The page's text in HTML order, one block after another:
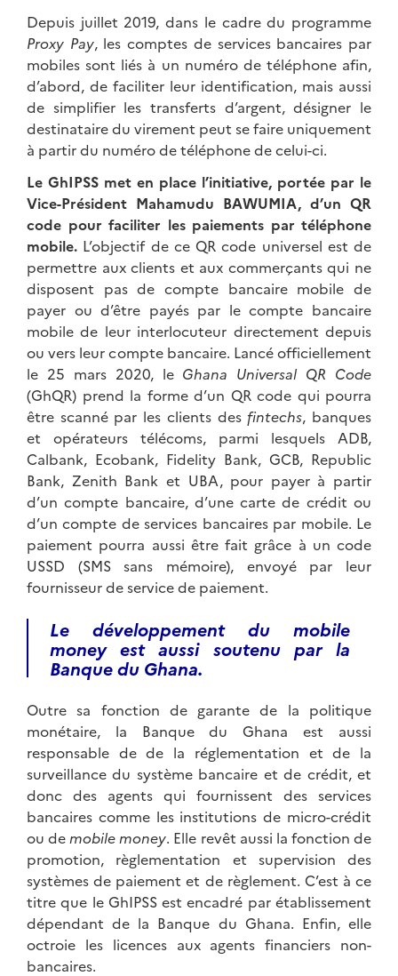
Depuis juillet 2019, dans le cadre du programme
Proxy Pay, les comptes de services bancaires par
mobiles sont liés à un numéro de téléphone afin,
d’abord, de faciliter leur identification, mais aussi
de simplifier les transferts d’argent, désigner le
destinataire du virement peut se faire uniquement
à partir du numéro de téléphone de celui-ci.
Le GhIPSS met en place l’initiative, portée par le
Vice-Président Mahamudu BAWUMIA, d’un QR
code pour faciliter les paiements par téléphone
mobile. L’objectif de ce QR code universel est de
permettre aux clients et aux commerçants qui ne
disposent pas de compte bancaire mobile de
payer ou d’être payés par le compte bancaire
mobile de leur interlocuteur directement depuis
ou vers leur compte bancaire. Lancé officiellement
le 25 mars 2020, le Ghana Universal QR Code
(GhQR) prend la forme d’un QR code qui pourra
être scanné par les clients des fintechs, banques
et opérateurs télécoms, parmi lesquels ADB,
Calbank, Ecobank, Fidelity Bank, GCB, Republic
Bank, Zenith Bank et UBA, pour payer à partir
d’un compte bancaire, d’une carte de crédit ou
d’un compte de services bancaires par mobile. Le
paiement pourra aussi être fait grâce à un code
USSD (SMS sans mémoire), envoyé par leur
fournisseur de service de paiement.
Le développement du mobile
money est aussi soutenu par la
Banque du Ghana.
Outre sa fonction de garante de la politique
monétaire, la Banque du Ghana est aussi
responsable de de la réglementation et de la
surveillance du système bancaire et de crédit, et
donc des agents qui fournissent des services
bancaires comme les institutions de micro-crédit
ou de mobile money. Elle revêt aussi la fonction de
promotion, règlementation et supervision des
systèmes de paiement et de règlement. C’est à ce
titre que le GhIPSS est encadré par établissement
dépendant de la Banque du Ghana. Enfin, elle
octroie les licences aux agents financiers non-
bancaires.